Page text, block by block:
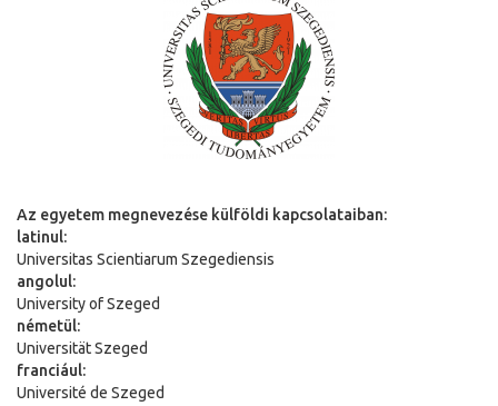
Az egyetem megnevezése külföldi kapcsolataiban:
latinul:
Universitas Scientiarum Szegediensis
angolul:
University of Szeged
németül:
Universität Szeged
franciául:
Université de Szeged